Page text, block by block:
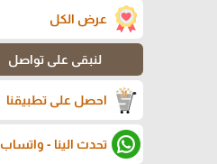
عرض الكل
لنبقى على تواصل
احصل على تطبيقنا
تحدث الينا - واتساب